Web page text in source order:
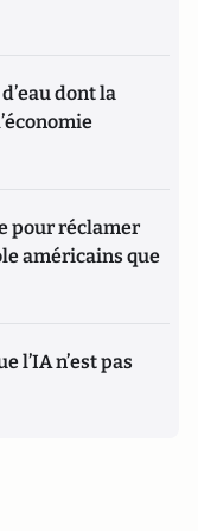
dont la
pour réclamer
américains que
l’IA n’est pas